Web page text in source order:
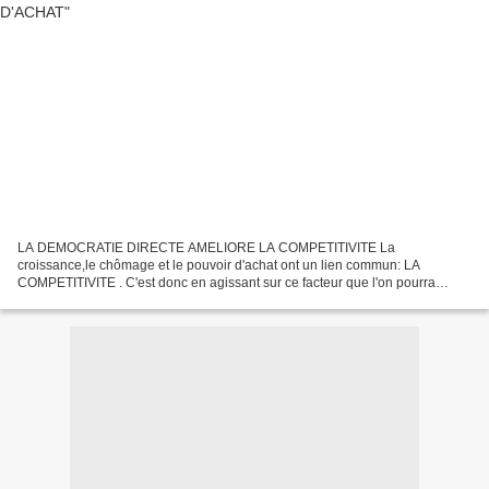
LA DEMOCRATIE DIRECTE AMELIORE LA COMPETITIVITE La
croissance,le chômage et le pouvoir d'achat ont un lien commun: LA
COMPETITIVITE . C'est donc en agissant sur ce facteur que l'on pourra